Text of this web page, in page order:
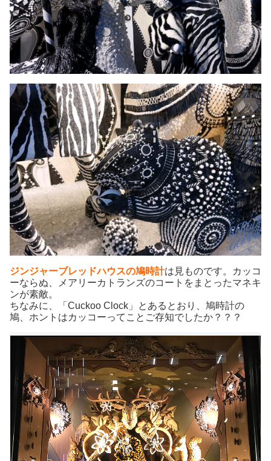
ジンジャーブレッドハウスの鳩時計は見ものです。カッコ
ーならぬ、メアリーカトランズのコートをまとったマネキ
ンが素敵。
ちなみに、「Cuckoo Clock」とあるとおり、鳩時計の
鳩、ホントはカッコーってことご存知でしたか？？？